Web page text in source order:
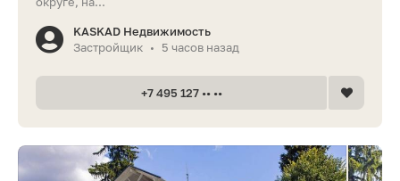
KASKAD Недвижимость
Застройщик • 5 часов назад
+7 495 127 •• ••